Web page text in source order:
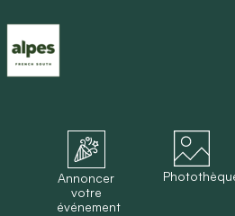
Annoncer
votre
événement